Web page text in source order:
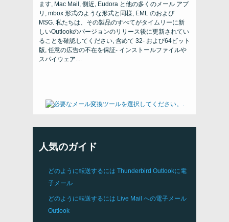
ます, Mac Mail, 側近, Eudora と他の多くのメール アプ
リ, mbox 形式のような形式と同様, EML のおよび
MSG. 私たちは、その製品のすべてがタイムリーに新
しいOutlookのバージョンのリリース後に更新されてい
ることを確認してください, 含めて 32- および64ビット
版, 任意の広告の不在を保証- インストールファイルや
スパイウェア....
人気のガイド
どのように転送するには Thunderbird Outlookに電
子メール
どのように転送するには Live Mail への電子メール
Outlook